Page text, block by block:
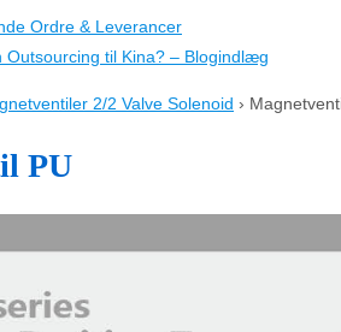
Ordre & Leverancer
Outsourcing til Kina? – Blogindlæg
2/2 Valve Solenoid ›
PU